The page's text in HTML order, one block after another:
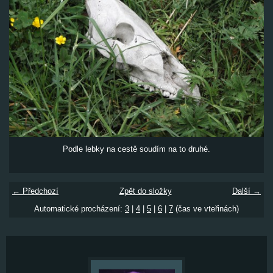
Podle lebky na cestě soudím na to druhé.
← Předchozí Další →
Zpět do složky
Automatické procházení: 3 | 4 | 5 | 6 | 7 (čas ve vteřinách)